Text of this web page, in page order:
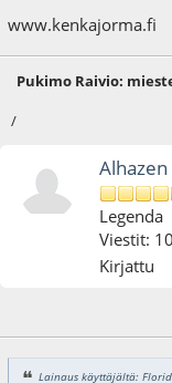
www.kenkajorma.fi
Pukimo Raivio:
/
Alhazen
Legenda
Viestit:
Kirjattu
Lainaus käyttäjältä: